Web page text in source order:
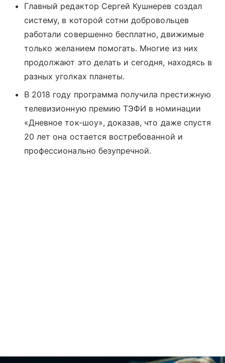
Главный редактор Сергей Кушнерев создал
систему, в которой сотни добровольцев
работали совершенно бесплатно, движимые
только желанием помогать. Многие из них
продолжают это делать и сегодня, находясь в
разных уголках планеты.
В 2018 году программа получила престижную
телевизионную премию ТЭФИ в номинации
«Дневное ток-шоу», доказав, что даже спустя
20 лет она остается востребованной и
профессионально безупречной.